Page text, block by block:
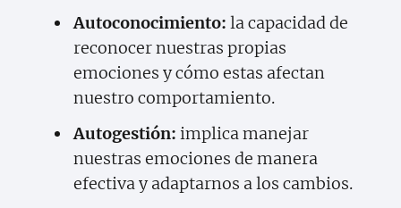
Autoconocimiento: la capacidad de
reconocer nuestras propias
emociones y cómo estas afectan
nuestro comportamiento.
Autogestión: implica manejar
nuestras emociones de manera
efectiva y adaptarnos a los cambios.